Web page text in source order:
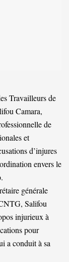
Travailleurs de
Camara,
de
et
d’injures
envers le
générale
Salifou
injurieux à
pour
a conduit à sa